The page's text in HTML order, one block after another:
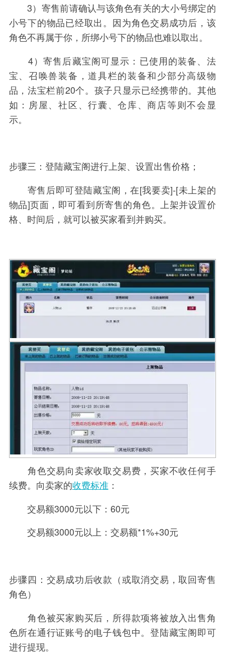
3）寄售前请确认与该角色有关的大小号绑定的
小号下的物品已经取出。因为角色交易成功后，该
角色不再属于你，所绑小号下的物品也难以取出。
4）寄售后藏宝阁可显示：已使用的装备、法
宝、召唤兽装备，道具栏的装备和少部分高级物
品，法宝栏前20个。孩子只显示已经携带的。其他
如：房屋、社区、行囊、仓库、商店等则不会显
示。
步骤三：登陆藏宝阁进行上架、设置出售价格；
寄售后即可登陆藏宝阁，在[我要卖]-[未上架的
物品]页面，即可看到所寄售的角色。上架并设置价
格、时间后，就可以被买家看到并购买。
角色交易向卖家收取交易费，买家不收任何手
续费。向卖家的收费标准：
交易额3000元以下：60元
交易额3000元以上：交易额*1%+30元
步骤四：交易成功后收款（或取消交易，取回寄售
角色）
角色被买家购买后，所得款项将被放入出售角
色所在通行证账号的电子钱包中。登陆藏宝阁即可
进行提现。